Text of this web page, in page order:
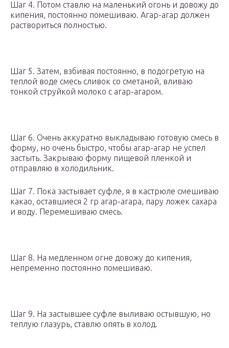
Шаг 4. Потом ставлю на маленький огонь и довожу до
кипения, постоянно помешиваю. Агар-агар должен
раствориться полностью.
Шаг 5. Затем, взбивая постоянно, в подогретую на
теплой воде смесь сливок со сметаной, вливаю
тонкой струйкой молоко с агар-агаром.
Шаг 6. Очень аккуратно выкладываю готовую смесь в
форму, но очень быстро, чтобы агар-агар не успел
застыть. Закрываю форму пищевой пленкой и
отправляю в холодильник.
Шаг 7. Пока застывает суфле, я в кастрюле смешиваю
какао, оставшиеся 2 гр агар-агара, пару ложек сахара
и воду. Перемешиваю смесь.
Шаг 8. На медленном огне довожу до кипения,
непременно постоянно помешиваю.
Шаг 9. На застывшее суфле выливаю остывшую, но
теплую глазурь, ставлю опять в холод.